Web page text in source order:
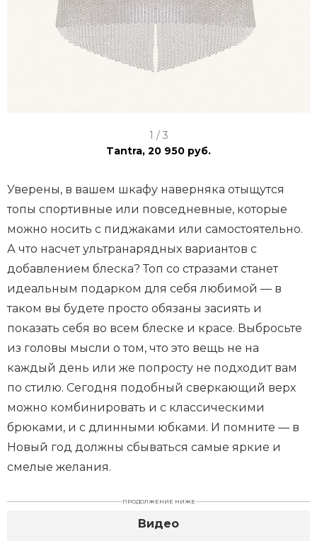
m
1
o
f
3
1 / 3
Tantra, 20 950 руб.
Уверены, в вашем шкафу наверняка отыщутся
топы спортивные или повседневные, которые
можно носить с пиджаками или самостоятельно.
А что насчет ультранарядных вариантов с
добавлением блеска? Топ со стразами станет
идеальным подарком для себя любимой — в
таком вы будете просто обязаны засиять и
показать себя во всем блеске и красе. Выбросьте
из головы мысли о том, что это вещь не на
каждый день или же попросту не подходит вам
по стилю. Сегодня подобный сверкающий верх
можно комбинировать и с классическими
брюками, и с длинными юбками. И помните — в
Новый год должны сбываться самые яркие и
смелые желания.
ПРОДОЛЖЕНИЕ НИЖЕ
Видео